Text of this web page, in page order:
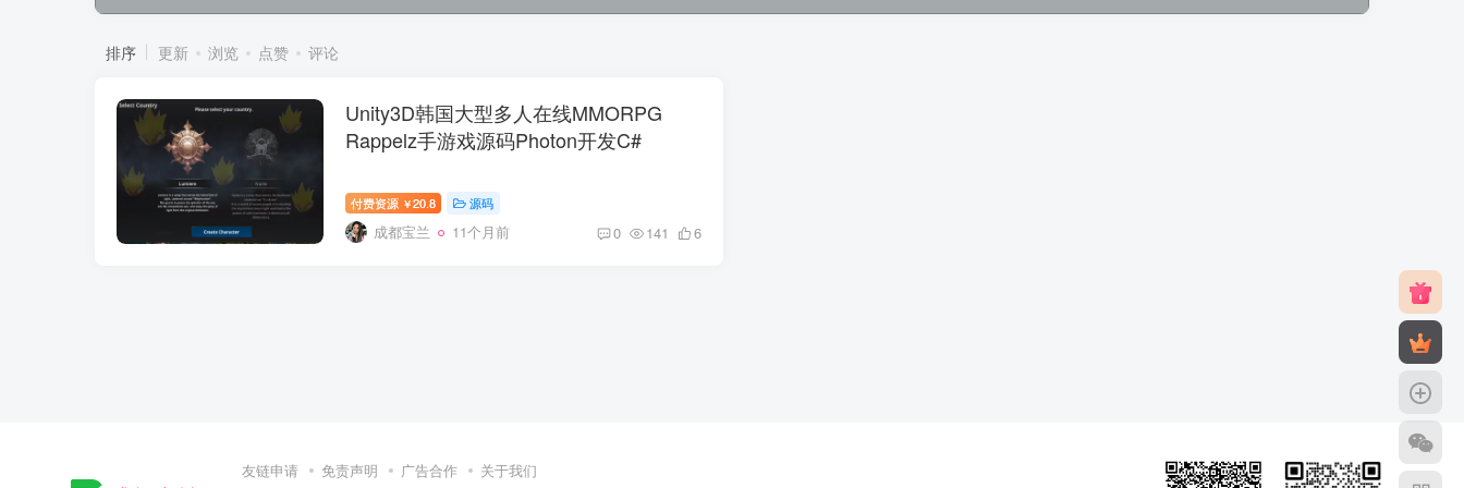
排序 更新 浏览 点赞 评论
Unity3D韩国大型多人在线MMORPG
Rappelz手游戏源码Photon开发C#
付费资源 ￥20.8 源码
成都宝兰 11个月前 0 141 6
友链申请 免责声明 广告合作 关于我们